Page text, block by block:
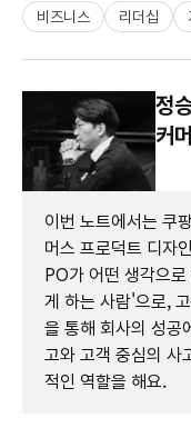
비즈니스 리더십
정
커
이번 노트에서는 쿠
머스 프로덕트 디자
PO가 어떤 생각으
게 하는 사람'으로,
을 통해 회사의 성공
고와 고객 중심의 사
적인 역할을 해요.